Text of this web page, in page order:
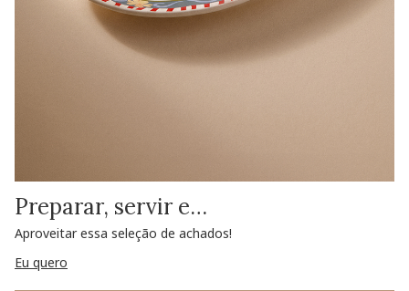
Preparar, servir e…
Aproveitar essa seleção de achados!
Eu quero